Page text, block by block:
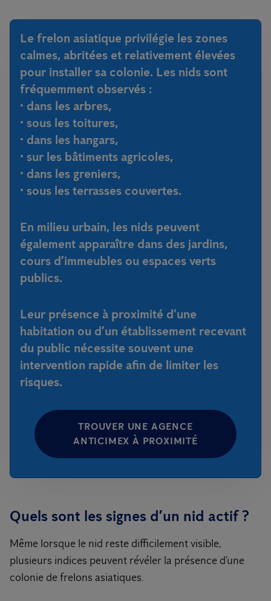
Le frelon asiatique privilégie les zones
calmes, abritées et relativement élevées
pour installer sa colonie. Les nids sont
fréquemment observés :
• dans les arbres,
• sous les toitures,
• dans les hangars,
• sur les bâtiments agricoles,
• dans les greniers,
• sous les terrasses couvertes.
En milieu urbain, les nids peuvent
également apparaître dans des jardins,
cours d’immeubles ou espaces verts
publics.
Leur présence à proximité d’une
habitation ou d’un établissement recevant
du public nécessite souvent une
intervention rapide afin de limiter les
risques.
TROUVER UNE AGENCE
ANTICIMEX À PROXIMITÉ
Quels sont les signes d’un nid actif ?
Même lorsque le nid reste difficilement visible,
plusieurs indices peuvent révéler la présence d’une
colonie de frelons asiatiques.